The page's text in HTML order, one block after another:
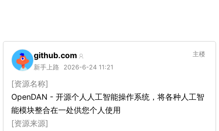
github.com
新手上路 2026-6-24 11:21
主楼
[资源名称]
OpenDAN - 开源个人人工智能操作系统，将各种人工智
能模块整合在一处供您个人使用
[资源来源]